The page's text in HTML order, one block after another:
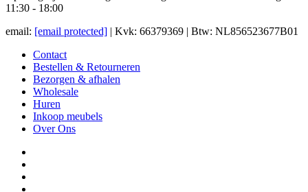
11:30 - 18:00
email: [email protected] | Kvk: 66379369 | Btw: NL856523677B01
Contact
Bestellen & Retourneren
Bezorgen & afhalen
Wholesale
Huren
Inkoop meubels
Over Ons